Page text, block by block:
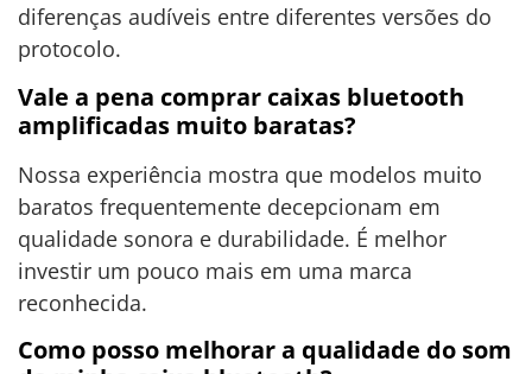
diferenças audíveis entre diferentes versões do
protocolo.
Vale a pena comprar caixas bluetooth
amplificadas muito baratas?
Nossa experiência mostra que modelos muito
baratos frequentemente decepcionam em
qualidade sonora e durabilidade. É melhor
investir um pouco mais em uma marca
reconhecida.
Como posso melhorar a qualidade do som